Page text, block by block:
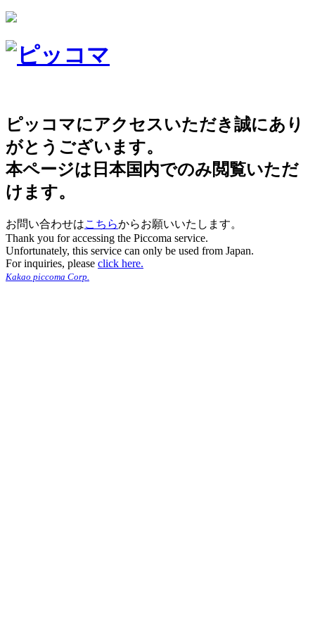
ピッコマにアクセスいただき誠にあり
がとうございます。
本ページは日本国内でのみ閲覧いただ
けます。
お問い合わせはこちらからお願いいたします。
Thank you for accessing the Piccoma service.
Unfortunately, this service can only be used from Japan.
For inquiries, please click here.
Kakao piccoma Corp.